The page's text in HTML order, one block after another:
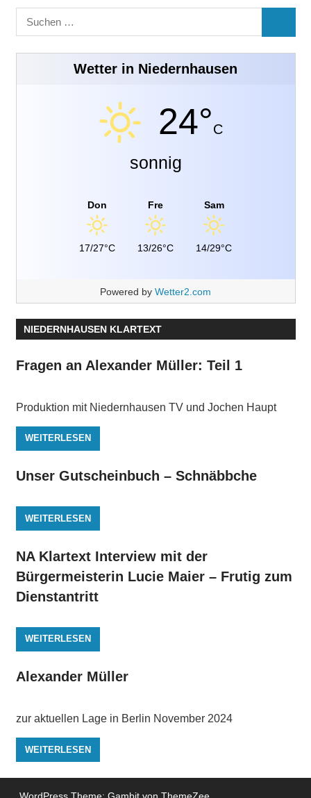
Suchen
nach:
Wetter in Niedernhausen
24°C
sonnig
Don
17/27°C
Fre
13/26°C
Sam
14/29°C
Powered by Wetter2.com
NIEDERNHAUSEN KLARTEXT
Fragen an Alexander Müller: Teil 1
Produktion mit Niedernhausen TV und Jochen Haupt
WEITERLESEN
Unser Gutscheinbuch – Schnäbbche
WEITERLESEN
NA Klartext Interview mit der
Bürgermeisterin Lucie Maier – Frutig zum
Dienstantritt
WEITERLESEN
Alexander Müller
zur aktuellen Lage in Berlin November 2024
WEITERLESEN